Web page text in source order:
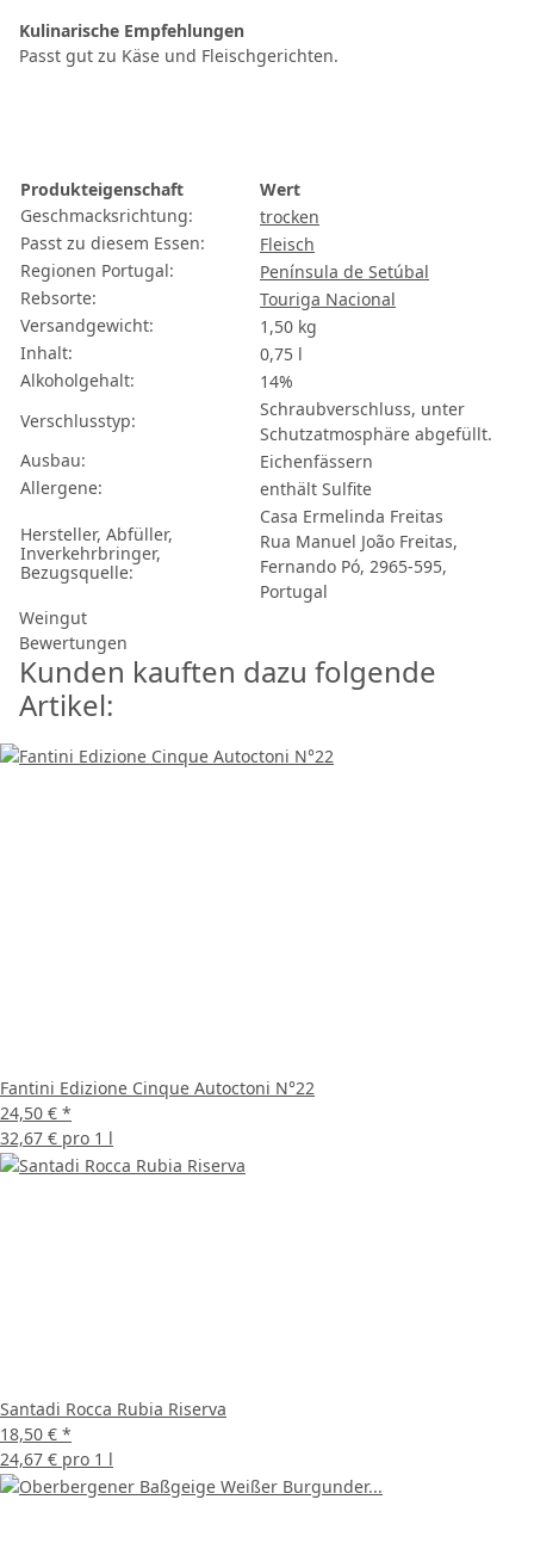
Kulinarische Empfehlungen
Passt gut zu Käse und Fleischgerichten.
Produkteigenschaft
Wert
Geschmacksrichtung:
trocken
Passt zu diesem Essen:
Fleisch
Regionen Portugal:
Península de Setúbal
Rebsorte:
Touriga Nacional
Versandgewicht:
1,50 kg
Inhalt:
0,75 l
Alkoholgehalt:
14%
Verschlusstyp:
Schraubverschluss, unter
Schutzatmosphäre abgefüllt.
Ausbau:
Eichenfässern
Allergene:
enthält Sulfite
Hersteller, Abfüller,
Inverkehrbringer,
Bezugsquelle:
Casa Ermelinda Freitas
Rua Manuel João Freitas,
Fernando Pó, 2965-595,
Portugal
Weingut
Bewertungen
Kunden kauften dazu folgende
Artikel:
Fantini Edizione Cinque Autoctoni N°22
24,50 € *
32,67 € pro 1 l
Santadi Rocca Rubia Riserva
18,50 € *
24,67 € pro 1 l